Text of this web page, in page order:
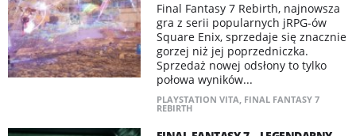
Final Fantasy 7 Rebirth, najnowsza
gra z serii popularnych jRPG-ów
Square Enix, sprzedaje się znacznie
gorzej niż jej poprzedniczka.
Sprzedaż nowej odsłony to tylko
połowa wyników...
PLAYSTATION VITA, FINAL FANTASY 7
REBIRTH